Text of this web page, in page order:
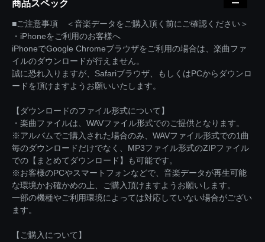
商品スペック
■ご注意事項 ＜音楽データをご購入頂く前にご確認ください＞
・iPhoneをご利用のお客様へ
iPhoneでGoogle Chromeブラウザをご利用の場合は、楽曲ファ
イルのダウンロードが行えません。
誠に恐れ入りますが、Safariブラウザ、もしくはPCからダウンロ
ードを頂けますようお願いいたします。
【ダウンロードのファイル形式について】
・楽曲ファイルは、WAVファイル形式でのご提供となります。
※アルバムでご購入された場合のみ、WAVファイル形式での1曲
毎のダウンロードだけでなく、MP3ファイル形式のZIPファイル
での【まとめてダウンロード】も可能です。
※お客様のPCやスマートフォンなどで、音楽データが再生可能
な環境かお確かめの上、ご購入頂けますようお願いします。
一部の機種やご利用環境によっては対応していない場合がござい
ます。
【ご購入について】